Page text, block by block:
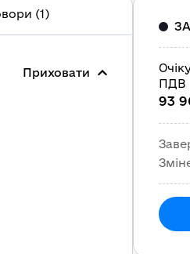
(1)
Приховати
ПДВ
93